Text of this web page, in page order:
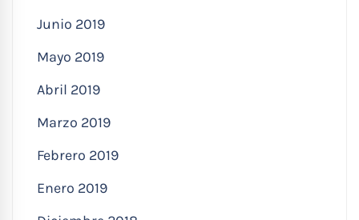
Junio 2019
Mayo 2019
Abril 2019
Marzo 2019
Febrero 2019
Enero 2019